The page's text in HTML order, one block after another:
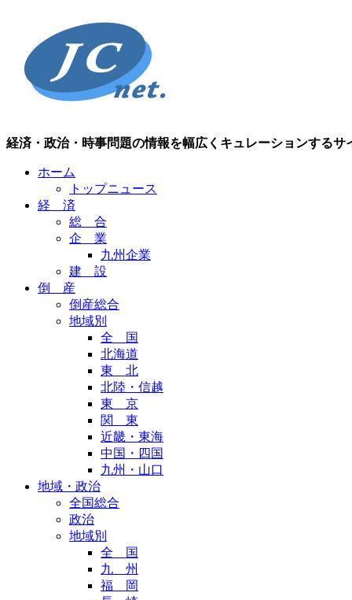
経済・政治・時事問題の情報を幅広くキュレーションするサ
ホーム
トップニュース
経 済
総 合
企 業
九州企業
建 設
倒 産
倒産総合
地域別
全 国
北海道
東 北
北陸・信越
東 京
関 東
近畿・東海
中国・四国
九州・山口
地域・政治
全国総合
政治
地域別
全 国
九 州
福 岡